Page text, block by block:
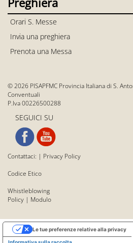
Orari S. Messe
Invia una preghiera
Prenota una Messa
© 2026 PISAPFMC Provincia Italiana di S.
Conventuali
P.Iva 00226500288
SEGUICI SU
Contattaci: | Privacy Policy
Codice Etico
Whistleblowing
Policy | Modulo
Le tue preferenze relative alla privacy